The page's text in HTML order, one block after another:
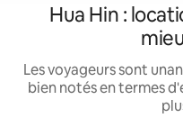
Hua Hin :
Les voyageurs sont
bien notés en termes